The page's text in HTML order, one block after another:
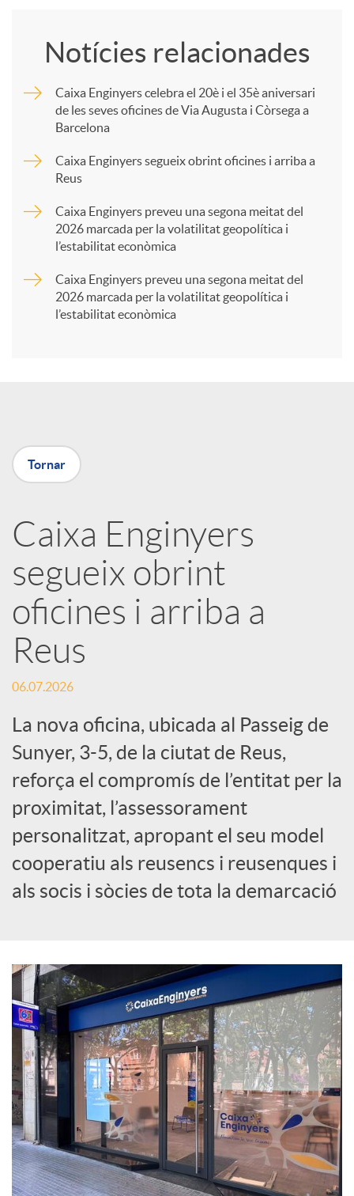
t
X
a
r
x
e
s
S
o
c
a
l
s
Notícies relacionades
Caixa Enginyers celebra el 20è i el 35è aniversari
de les seves oficines de Via Augusta i Còrsega a
Barcelona
Caixa Enginyers segueix obrint oficines i arriba a
Reus
Caixa Enginyers preveu una segona meitat del
2026 marcada per la volatilitat geopolítica i
l’estabilitat econòmica
Caixa Enginyers preveu una segona meitat del
2026 marcada per la volatilitat geopolítica i
l’estabilitat econòmica
Tornar
Caixa Enginyers
segueix obrint
oficines i arriba a
Reus
06.07.2026
La nova oficina, ubicada al Passeig de
Sunyer, 3-5, de la ciutat de Reus,
reforça el compromís de l’entitat per la
proximitat, l’assessorament
personalitzat, apropant el seu model
cooperatiu als reusencs i reusenques i
als socis i sòcies de tota la demarcació